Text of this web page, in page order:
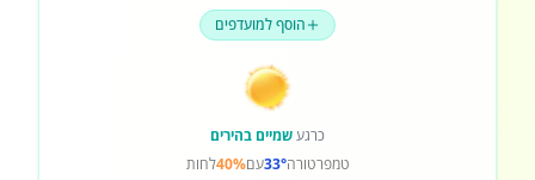
הוסף למועדפים
כרגעשמיים בהירים
טמפרטורה33°עם40%לחות